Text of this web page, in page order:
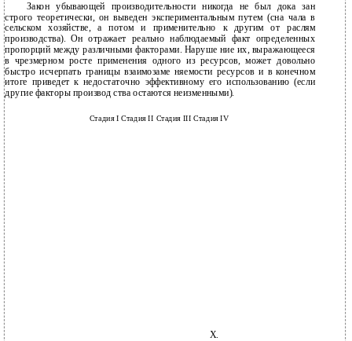
Закон убывающей производительности никогда не был дока­ зан
строго теоретически, он выведен экспериментальным путем (сна­ чала в
сельском хозяйстве, а потом и применительно к другим от­ раслям
производства). Он отражает реально наблюдаемый факт определенных
пропорций между различными факторами. Наруше­ ние их, выражающееся
в чрезмерном росте применения одного из ресурсов, может довольно
быстро исчерпать границы взаимозаме­ няемости ресурсов и в конечном
итоге приведет к недостаточно эффективному его использованию (если
другие факторы производ­ ства остаются неизменными).
Стадия I Стадия II Стадия III Стадия IV
X.